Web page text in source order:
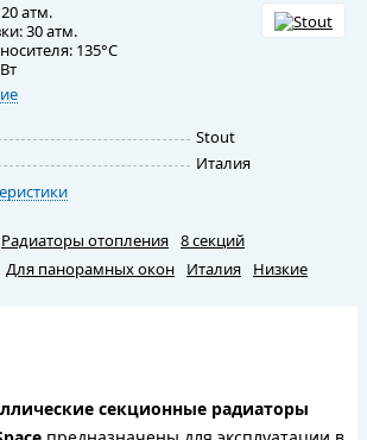
атм.
30 атм.
135°С
Stout
Италия
Радиаторы отопления 8 секций
Для панорамных окон Италия Низкие
секционные радиаторы